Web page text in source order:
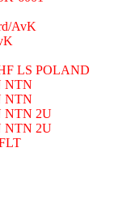
AvK
LS POLAND
NTN
NTN
NTN 2U
NTN 2U